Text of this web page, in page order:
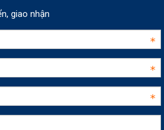
giao nhận